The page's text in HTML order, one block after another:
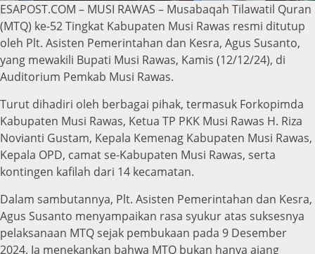
ESAPOST.COM – MUSI RAWAS – Musabaqah Tilawatil Quran
(MTQ) ke-52 Tingkat Kabupaten Musi Rawas resmi ditutup
oleh Plt. Asisten Pemerintahan dan Kesra, Agus Susanto,
yang mewakili Bupati Musi Rawas, Kamis (12/12/24), di
Auditorium Pemkab Musi Rawas.
Turut dihadiri oleh berbagai pihak, termasuk Forkopimda
Kabupaten Musi Rawas, Ketua TP PKK Musi Rawas H. Riza
Novianti Gustam, Kepala Kemenag Kabupaten Musi Rawas,
Kepala OPD, camat se-Kabupaten Musi Rawas, serta
kontingen kafilah dari 14 kecamatan.
Dalam sambutannya, Plt. Asisten Pemerintahan dan Kesra,
Agus Susanto menyampaikan rasa syukur atas suksesnya
pelaksanaan MTQ sejak pembukaan pada 9 Desember
2024. Ia menekankan bahwa MTQ bukan hanya ajang